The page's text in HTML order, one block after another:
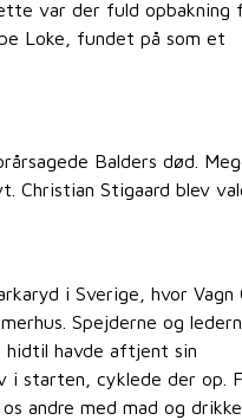
var der fuld opbakning
Loke, fundet på som et
Balders død.
Christian Stigaard blev
i Sverige, hvor Vagn
Spejderne og
hidtil havde aftjent sin
starten, cyklede der op.
andre med mad og drikke.